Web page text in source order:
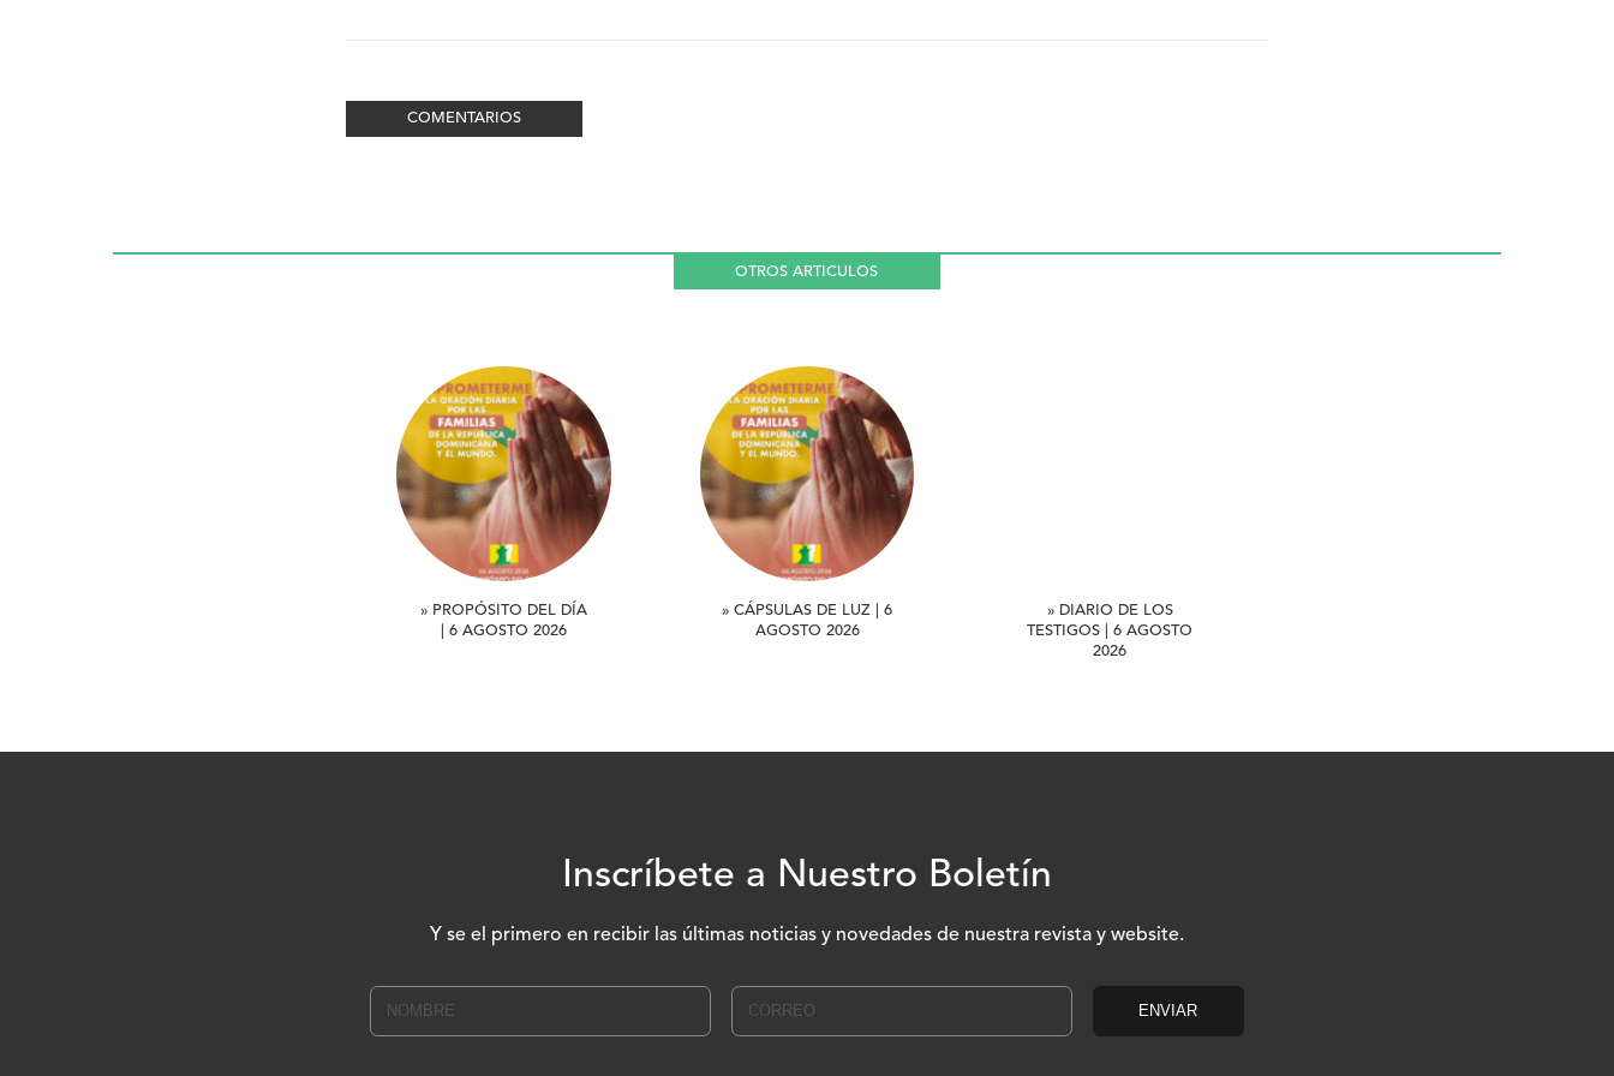
COMENTARIOS
OTROS ARTICULOS
» PROPÓSITO DEL DÍA
| 6 AGOSTO 2026
» CÁPSULAS DE LUZ | 6
AGOSTO 2026
» DIARIO DE LOS
TESTIGOS | 6 AGOSTO
2026
Inscríbete a Nuestro Boletín
Y se el primero en recibir las últimas noticias y novedades de nuestra revista y website.